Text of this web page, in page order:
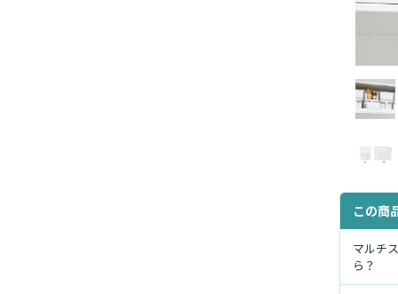
この商
マルチ
ら？